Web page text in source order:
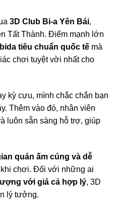
3D Club Bi-a Yên Bái,
Tất Thành. Điểm mạnh lớn
tiêu chuẩn quốc tế mà
chơi tuyệt vời nhất cho
kỳ cựu, mình chắc chắn bạn
Thêm vào đó, nhân viên
luôn sẵn sàng hỗ trợ, giúp
quán ấm cúng và dễ
khi chơi. Đối với những ai
với giá cả hợp lý, 3D
lý tưởng.